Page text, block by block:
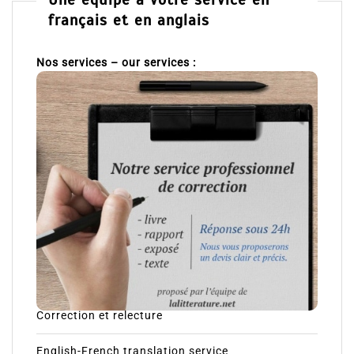
français et en anglais
Nos services – our services :
Correction et relecture
English-French translation service